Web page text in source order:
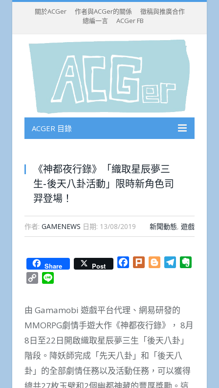
關於ACGer 作者與ACGer的關係
徵稿與推廣合作
總編一言
ACGer FB
ACGER 目錄
《神都夜行錄》「織取星辰夢三
生-後天八卦活動」限時新角色司
羿登場！
作者: GAMENEWS 日期: 13/08/2019 新聞動態, 遊戲
Share Post Facebook
Plurk BloggerTelegram
Copy
由 Gamamobi 遊戲平台代理、網易研發的
MMORPG劇情手遊大作《神都夜行錄》， 8月
8日至22日開啟織取星辰夢三生「後天八卦」
階段。降妖師完成「先天八卦」和「後天八
卦」的全部劇情任務以及活動任務，可以獲得
總共27枚玉璧和2個幽都神藏的豐厚獎勵。這